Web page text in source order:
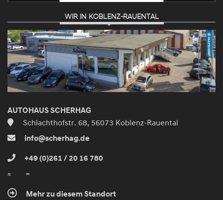
Zustimmen
und
aktivieren
WIR IN KOBLENZ-RAUENTAL
AUTOHAUS SCHERHAG
Schlachthofstr. 68, 56073 Koblenz-Rauental
info@scherhag.de
+49 (0)261 / 20 16 780
Mehr zu diesem Standort